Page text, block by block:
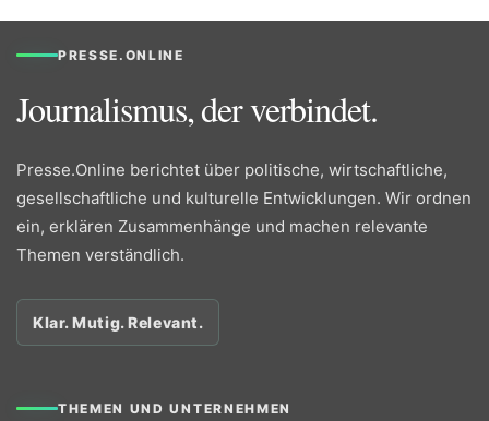
PRESSE.ONLINE
Journalismus, der verbindet.
Presse.Online berichtet über politische, wirtschaftliche,
gesellschaftliche und kulturelle Entwicklungen. Wir ordnen
ein, erklären Zusammenhänge und machen relevante
Themen verständlich.
Klar. Mutig. Relevant.
THEMEN UND UNTERNEHMEN